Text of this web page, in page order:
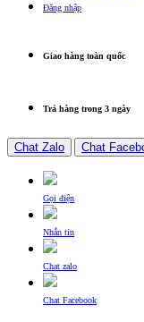
Đăng nhập
Giao hàng toàn quốc
Trả hàng trong 3 ngày
Chat Zalo Chat
Gọi điện
Nhắn tin
Chat zalo
Chat Facebook